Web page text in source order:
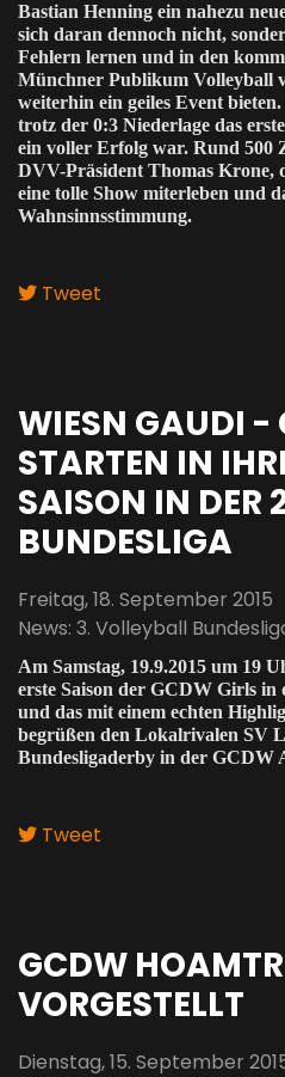
Bastian Henning ein nahezu
sich daran dennoch nicht,
Fehlern lernen und in den
Münchner Publikum Volleyball
weiterhin ein geiles Event
trotz der 0:3 Niederlage das
ein voller Erfolg war. Rund 500
DVV-Präsident Thomas Krone,
eine tolle Show miterleben und
Wahnsinnsstimmung.
Tweet
WIESN GAUDI -
STARTEN IN
SAISON IN DER
BUNDESLIGA
Freitag, 18. September 2015
News: 3. Volleyball
Am Samstag, 19.9.2015 um 19
erste Saison der GCDW Girls in
und das mit einem echten
begrüßen den Lokalrivalen SV
Bundesligaderby in der GCDW
Tweet
GCDW
VORGESTELLT
Dienstag, 15. September